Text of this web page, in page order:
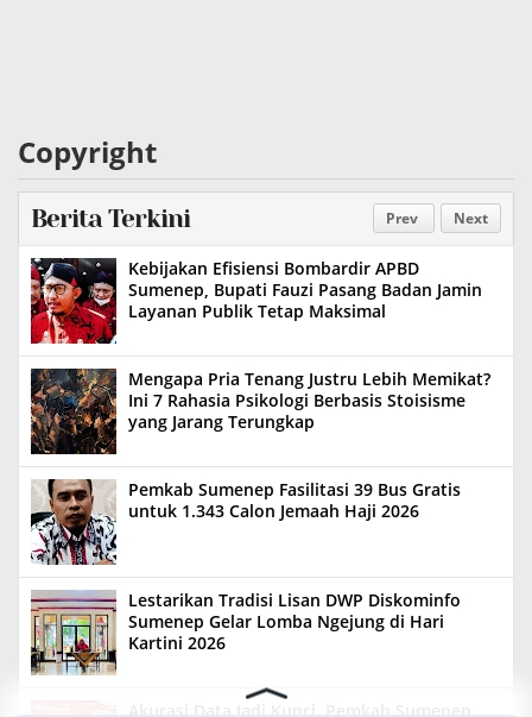
Copyright
Prev Next
Berita Terkini
Kebijakan Efisiensi Bombardir APBD
Sumenep, Bupati Fauzi Pasang Badan Jamin
Layanan Publik Tetap Maksimal
Mengapa Pria Tenang Justru Lebih Memikat?
Ini 7 Rahasia Psikologi Berbasis Stoisisme
yang Jarang Terungkap
Pemkab Sumenep Fasilitasi 39 Bus Gratis
untuk 1.343 Calon Jemaah Haji 2026
Lestarikan Tradisi Lisan DWP Diskominfo
Sumenep Gelar Lomba Ngejung di Hari
Kartini 2026